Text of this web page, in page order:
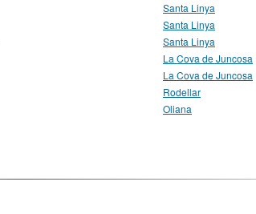
Santa Linya
Santa Linya
Santa Linya
La Cova de Juncosa
La Cova de Juncosa
Rodellar
Oliana